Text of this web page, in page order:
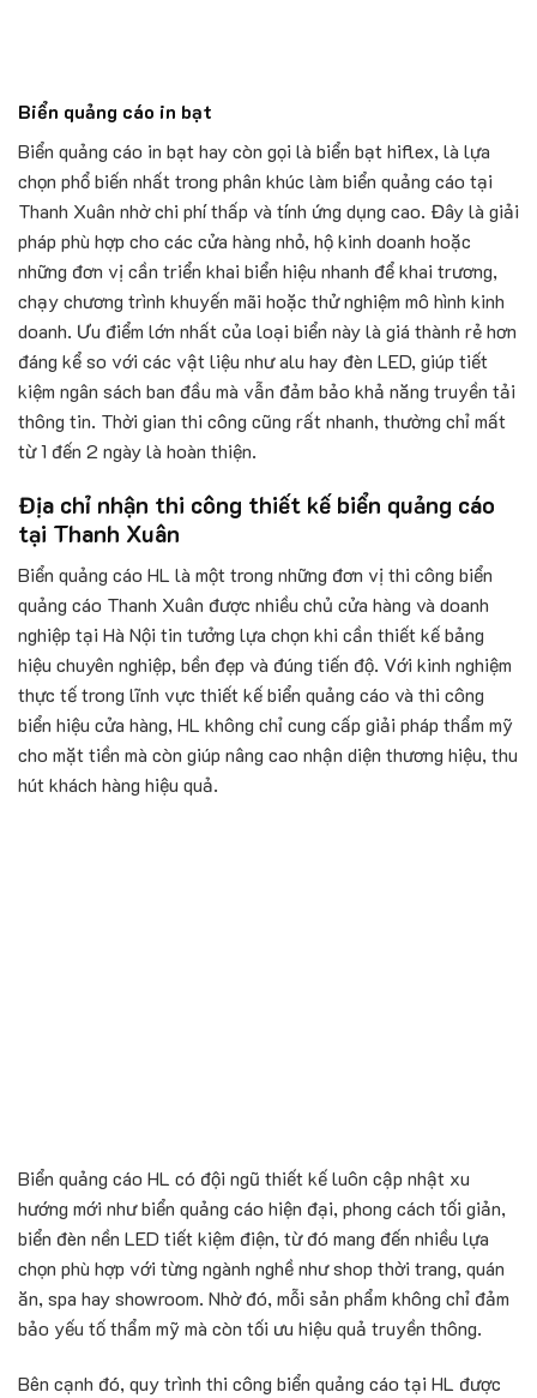
Biển quảng cáo in bạt
Biển quảng cáo in bạt hay còn gọi là biển bạt hiflex, là lựa
chọn phổ biến nhất trong phân khúc làm biển quảng cáo tại
Thanh Xuân nhờ chi phí thấp và tính ứng dụng cao. Đây là giải
pháp phù hợp cho các cửa hàng nhỏ, hộ kinh doanh hoặc
những đơn vị cần triển khai biển hiệu nhanh để khai trương,
chạy chương trình khuyến mãi hoặc thử nghiệm mô hình kinh
doanh. Ưu điểm lớn nhất của loại biển này là giá thành rẻ hơn
đáng kể so với các vật liệu như alu hay đèn LED, giúp tiết
kiệm ngân sách ban đầu mà vẫn đảm bảo khả năng truyền tải
thông tin. Thời gian thi công cũng rất nhanh, thường chỉ mất
từ 1 đến 2 ngày là hoàn thiện.
Địa chỉ nhận thi công thiết kế biển quảng cáo
tại Thanh Xuân
Biển quảng cáo HL là một trong những đơn vị thi công biển
quảng cáo Thanh Xuân được nhiều chủ cửa hàng và doanh
nghiệp tại Hà Nội tin tưởng lựa chọn khi cần thiết kế bảng
hiệu chuyên nghiệp, bền đẹp và đúng tiến độ. Với kinh nghiệm
thực tế trong lĩnh vực thiết kế biển quảng cáo và thi công
biển hiệu cửa hàng, HL không chỉ cung cấp giải pháp thẩm mỹ
cho mặt tiền mà còn giúp nâng cao nhận diện thương hiệu, thu
hút khách hàng hiệu quả.
Biển quảng cáo HL có đội ngũ thiết kế luôn cập nhật xu
hướng mới như biển quảng cáo hiện đại, phong cách tối giản,
biển đèn nền LED tiết kiệm điện, từ đó mang đến nhiều lựa
chọn phù hợp với từng ngành nghề như shop thời trang, quán
ăn, spa hay showroom. Nhờ đó, mỗi sản phẩm không chỉ đảm
bảo yếu tố thẩm mỹ mà còn tối ưu hiệu quả truyền thông.
Bên cạnh đó, quy trình thi công biển quảng cáo tại HL được